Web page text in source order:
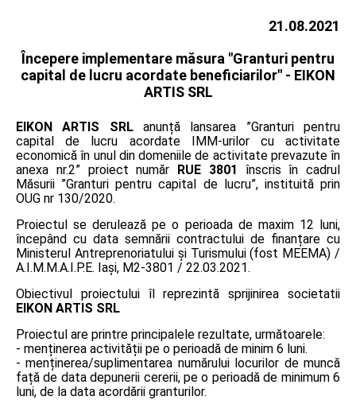
21.08.2021
Începere implementare măsura "Granturi pentru
capital de lucru acordate beneficiarilor" - EIKON
ARTIS SRL
EIKON ARTIS SRLanunță lansarea ”Granturi pentru
capital de lucru acordate IMM-urilor cu activitate
economică în unul din domeniile de activitate prevazute în
anexa nr.2” proiect număr RUE 3801 înscris în cadrul
Măsurii ”Granturi pentru capital de lucru”, instituită prin
OUG nr 130/2020.
Proiectul se derulează pe o perioada de maxim 12 luni,
începând cu data semnării contractului de finanțare cu
Ministerul Antreprenoriatului și Turismului (fost MEEMA) /
A.I.M.M.A.I.P.E. Iaşi, M2-3801 / 22.03.2021.
Obiectivul proiectului îl reprezintă sprijinirea societatii
EIKON ARTIS SRL
Proiectul are printre principalele rezultate, următoarele:
- menținerea activității pe o perioadă de minim 6 luni.
- menținerea/suplimentarea numărului locurilor de muncă
față de data depunerii cererii, pe o perioadă de minimum 6
luni, de la data acordării granturilor.